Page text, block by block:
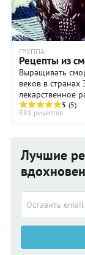
ГРУППА
Рецепты из
Выращивать
веков в
лекарственное
использовали
5 (5)
381 рецептов
Лучшие